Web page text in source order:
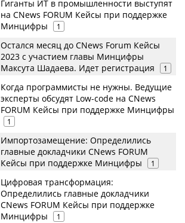
Гиганты ИТ в промышленности выступят
на CNews FORUM Кейсы при поддержке
Минцифры
1
Остался месяц до CNews Forum Кейсы
2023 с участием главы Минцифры
Максута Шадаева. Идет регистрация
1
Когда программисты не нужны. Ведущие
эксперты обсудят Low-code на CNews
FORUM Кейсы при поддержке Минцифры
1
Импортозамещение: Определились
главные докладчики CNews FORUM
Кейсы при поддержке Минцифры
1
Цифровая трансформация:
Определились главные докладчики
CNews FORUM Кейсы при поддержке
Минцифры
1